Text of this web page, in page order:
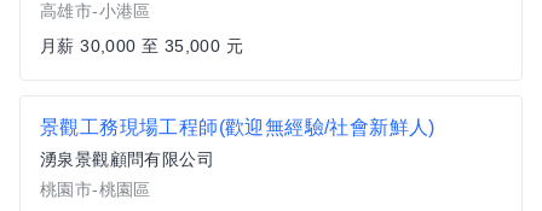
高雄市-小港區
月薪 30,000 至 35,000 元
景觀工務現場工程師(歡迎無經驗/社會新鮮人)
湧泉景觀顧問有限公司
桃園市-桃園區